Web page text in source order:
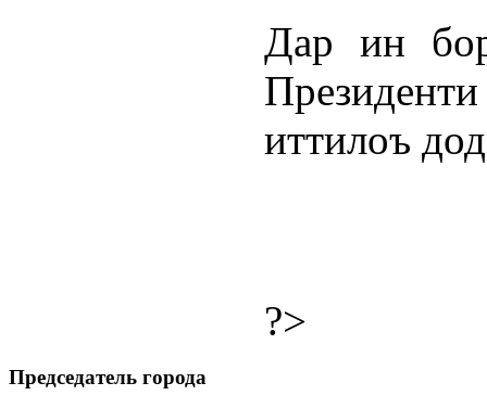
Дар ин
иттилоъ
?>
Председатель города